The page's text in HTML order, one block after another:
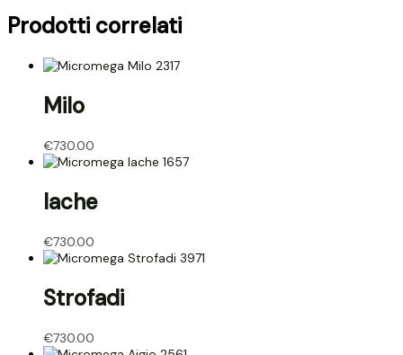
Prodotti correlati
Milo
€730.00
Iache
€730.00
Strofadi
€730.00